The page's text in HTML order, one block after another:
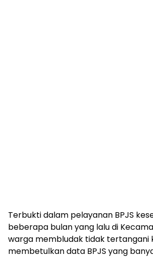
Terbukti dalam pelayanan BPJS
beberapa bulan yang lalu di
warga membludak tidak tertangani
membetulkan data BPJS yang